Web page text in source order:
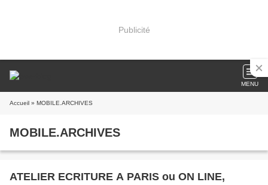
Publicité
MENU
Accueil » MOBILE.ARCHIVES
MOBILE.ARCHIVES
ATELIER ECRITURE A PARIS ou ON LINE,